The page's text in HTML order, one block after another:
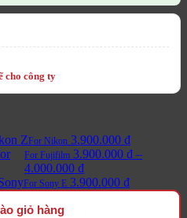
For Nikon 3.900.000 ₫
For Fujifilm 3.900.000₫ –
4.000.000₫Khoảng
giá:
từ
For Sony E 3.900.000 ₫
giỏ hàng